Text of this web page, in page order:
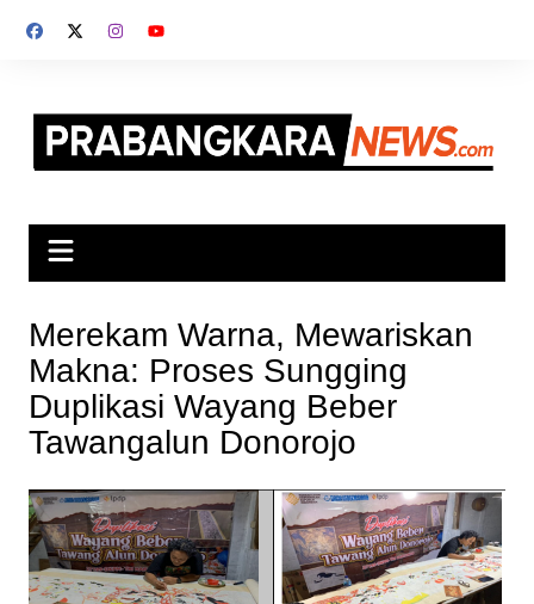
Merekam Warna, Mewariskan
Makna: Proses Sungging
Duplikasi Wayang Beber
Tawangalun Donorojo